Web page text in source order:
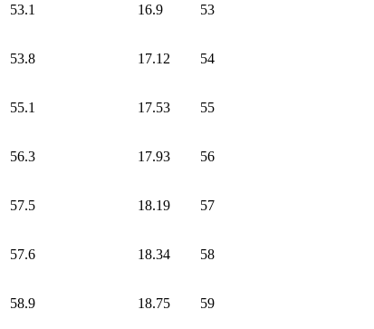
53.1 16.9 53
53.8 17.12 54
55.1 17.53 55
56.3 17.93 56
57.5 18.19 57
57.6 18.34 58
58.9 18.75 59